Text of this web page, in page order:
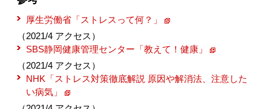
厚生労働省「ストレスって何？」
（2021/4 アクセス）
SBS静岡健康管理センター「教えて！健康」
（2021/4 アクセス）
NHK「ストレス対策徹底解説 原因や解消法、注意した
い病気」